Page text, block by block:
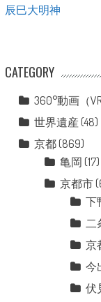
辰巳大明神
CATEGORY
360°動画（VR
世界遺産 (48)
京都(869)
亀岡 (17)
京都市
下
二
京
今
伏